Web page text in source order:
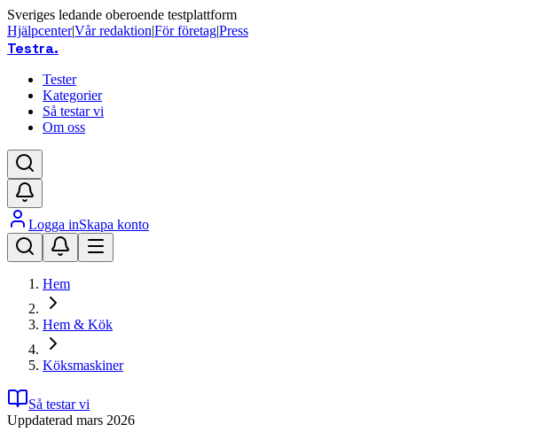
Sveriges ledande oberoende testplattform
Hjälpcenter|Vår redaktion|För företag|Press
Testra.
Tester
Kategorier
Så testar vi
Om oss
Logga inSkapa konto
Hem
Hem & Kök
Köksmaskiner
Så testar vi
Uppdaterad mars 2026